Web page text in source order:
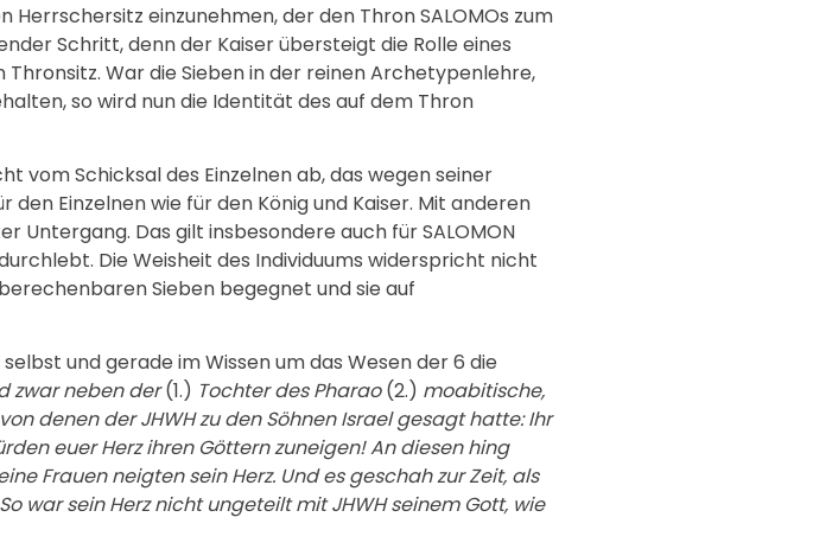
einzunehmen, der den Thron SALOMOs zum
Schritt, denn der Kaiser übersteigt die Rolle eines
War die Sieben in der reinen Archetypenlehre,
so wird nun die Identität des auf dem Thron
vom Schicksal des Einzelnen ab, das wegen seiner
Einzelnen wie für den König und Kaiser. Mit anderen
Das gilt insbesondere auch für SALOMON
Die Weisheit des Individuums widerspricht nicht
Sieben begegnet und sie auf
und gerade im Wissen um das Wesen der 6 die
zwar neben der(1.) Tochter des Pharao(2.) moabitische,
denen der JHWH zu den Söhnen Israel gesagt hatte: Ihr
euer Herz ihren Göttern zuneigen! An diesen hing
Frauen neigten sein Herz. Und es geschah zur Zeit, als
war sein Herz nicht ungeteilt mit JHWH seinem Gott, wie